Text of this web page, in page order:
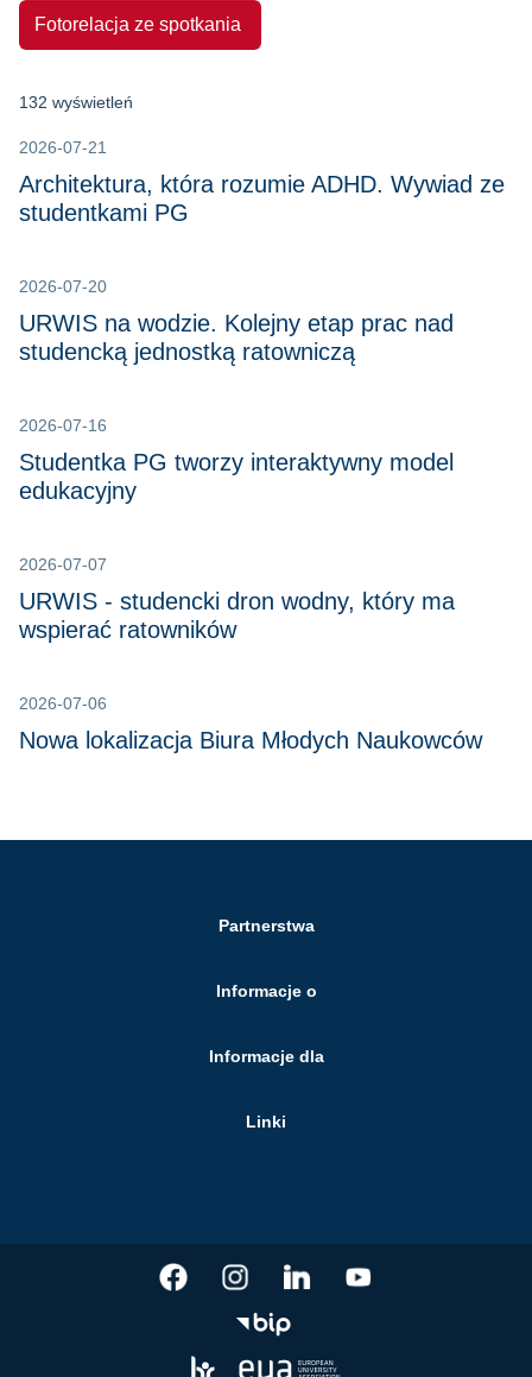
Fotorelacja ze spotkania
132 wyświetleń
2026-07-21
Architektura, która rozumie ADHD. Wywiad ze
studentkami PG
2026-07-20
URWIS na wodzie. Kolejny etap prac nad
studencką jednostką ratowniczą
2026-07-16
Studentka PG tworzy interaktywny model
edukacyjny
2026-07-07
URWIS - studencki dron wodny, który ma
wspierać ratowników
2026-07-06
Nowa lokalizacja Biura Młodych Naukowców
Partnerstwa
Informacje o
Informacje dla
Linki